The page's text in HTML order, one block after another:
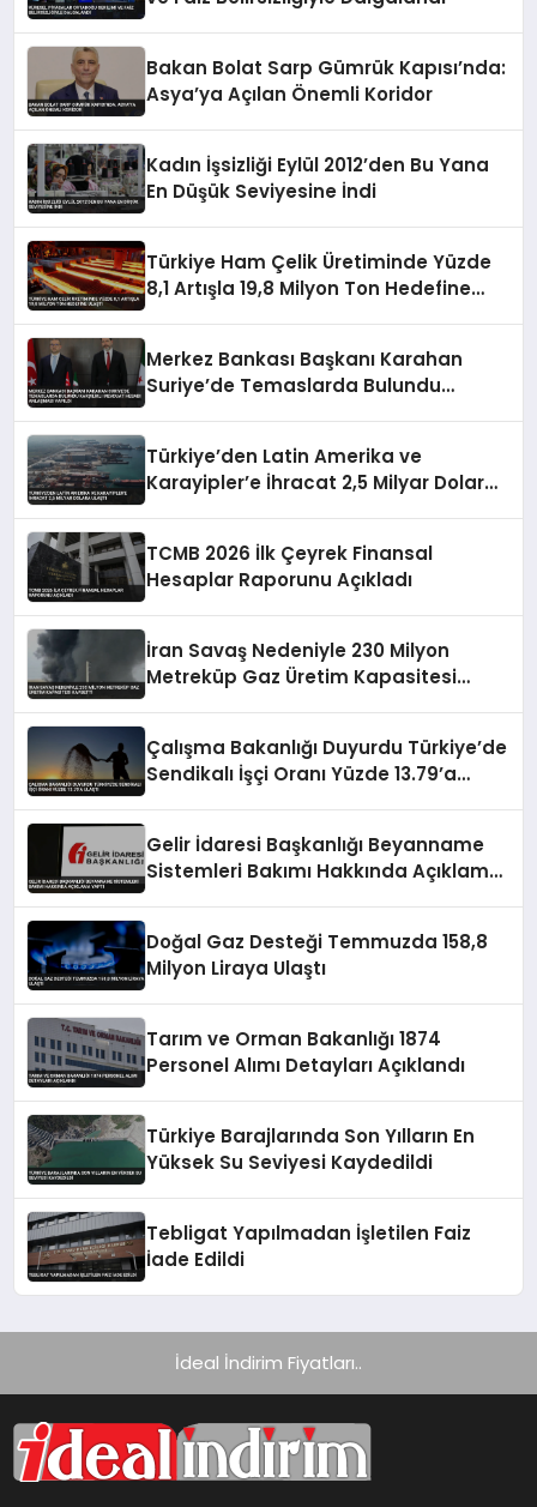
Bakan Bolat Sarp Gümrük Kapısı’nda:
Asya’ya Açılan Önemli Koridor
Kadın İşsizliği Eylül 2012’den Bu Yana
En Düşük Seviyesine İndi
Türkiye Ham Çelik Üretiminde Yüzde
8,1 Artışla 19,8 Milyon Ton Hedefine
Merkez Bankası Başkanı Karahan
Suriye’de Temaslarda Bulundu
Türkiye’den Latin Amerika ve
Karayipler’e İhracat 2,5 Milyar Dolara
TCMB 2026 İlk Çeyrek Finansal
Hesaplar Raporunu Açıkladı
İran Savaş Nedeniyle 230 Milyon
Metreküp Gaz Üretim Kapasitesi
Çalışma Bakanlığı Duyurdu Türkiye’de
Sendikalı İşçi Oranı Yüzde 13.79’a
Gelir İdaresi Başkanlığı Beyanname
Sistemleri Bakımı Hakkında Açıklama
Doğal Gaz Desteği Temmuzda 158,8
Milyon Liraya Ulaştı
Tarım ve Orman Bakanlığı 1874
Personel Alımı Detayları Açıklandı
Türkiye Barajlarında Son Yılların En
Yüksek Su Seviyesi Kaydedildi
Tebligat Yapılmadan İşletilen Faiz
İade Edildi
İdeal İndirim Fiyatları..